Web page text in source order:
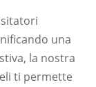
una
la nostra
ti permette